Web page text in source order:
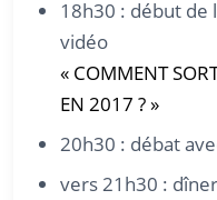
18h30 : début de
vidéo
« COMMENT
EN 2017 ? »
20h30 : débat
vers 21h30 :